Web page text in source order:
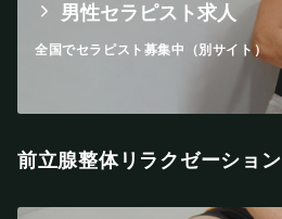
男性セラピスト求人
全国でセラピスト募集中（別サイト）
前立腺整体リラクゼーション